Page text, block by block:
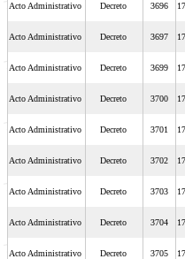
Acto Administrativo Decreto 3696
Acto Administrativo Decreto 3697
Acto Administrativo Decreto 3699
Acto Administrativo Decreto 3700
Acto Administrativo Decreto 3701
Acto Administrativo Decreto 3702
Acto Administrativo Decreto 3703
Acto Administrativo Decreto 3704
Acto Administrativo Decreto 3705